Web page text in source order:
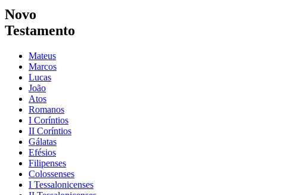
Novo
Testamento
Mateus
Marcos
Lucas
João
Atos
Romanos
I Coríntios
II Coríntios
Gálatas
Efésios
Filipenses
Colossenses
I Tessalonicenses